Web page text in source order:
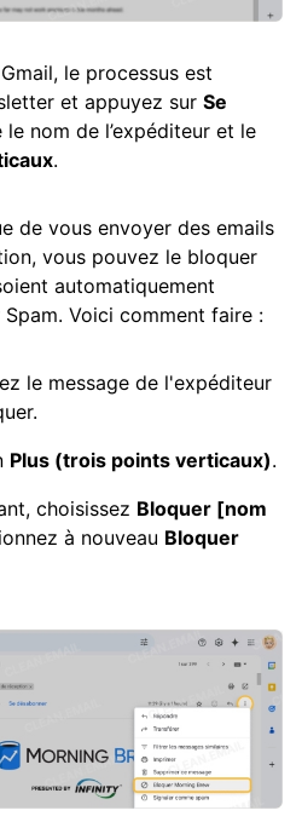
le processus est
et appuyez sur Se
le nom de l’expéditeur et le
.
de vous envoyer des emails
vous pouvez le bloquer
automatiquement
Voici comment faire :
le message de l'expéditeur
Plus (trois points verticaux).
choisissez Bloquer [nom
à nouveau Bloquer